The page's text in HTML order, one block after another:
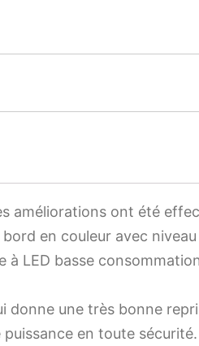
améliorations ont été
en couleur avec
LED basse
une très bonne
en toute